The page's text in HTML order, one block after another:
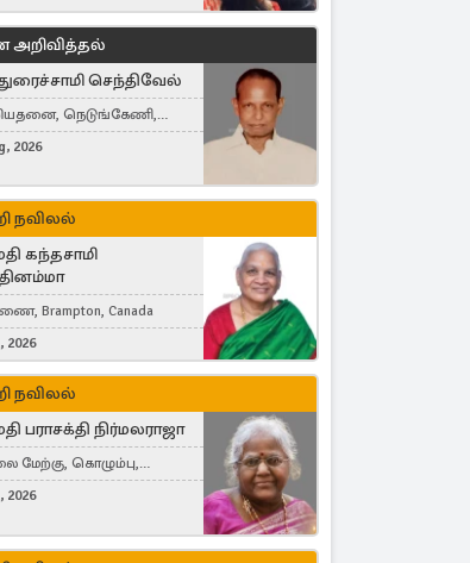
அறிவித்தல்
துரைச்சாமி செந்திவேல்
நெடுங்கேணி,
2026
நவிலல்
கந்தசாமி
Brampton, Canada
2026
நவிலல்
பராசக்தி நிர்மலராஜா
மேற்கு, கொழும்பு,
London, United Kingdom
2026